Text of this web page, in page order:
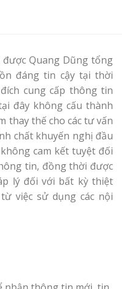
Quang Dũng tổng
đáng tin cậy tại thời
cung cấp thông tin
đây không cấu thành
thay thế cho các tư vấn
chất khuyến nghị đầu
cam kết tuyệt đối
tin, đồng thời được
lý đối với bất kỳ thiệt
việc sử dụng các nội